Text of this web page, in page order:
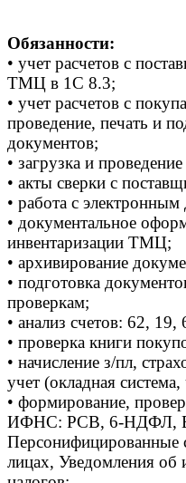
Обязанности:
• учет расчетов с
ТМЦ в 1С 8.3;
• учет расчетов с
проведение, печать и
документов;
• загрузка и
• акты сверки с
• работа с
• документальное
инвентаризации ТМЦ;
• архивирование
• подготовка
проверкам;
• анализ счетов: 62,
• проверка книги
• начисление з/пл,
учет (окладная
• формирование,
ИФНС: РСВ, 6-НДФЛ,
Персонифицированные
лицах, Уведомления об